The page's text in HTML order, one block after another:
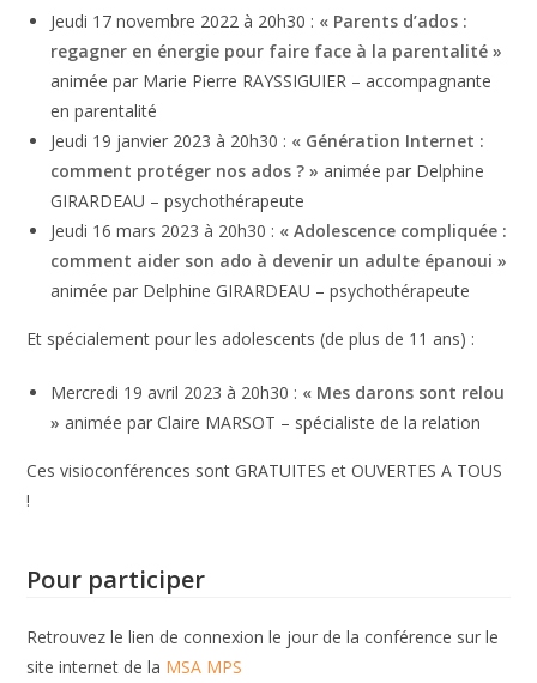
Jeudi 17 novembre 2022 à 20h30 : « Parents d’ados :
regagner en énergie pour faire face à la parentalité »
animée par Marie Pierre RAYSSIGUIER – accompagnante
en parentalité
Jeudi 19 janvier 2023 à 20h30 : « Génération Internet :
comment protéger nos ados ? »animée par Delphine
GIRARDEAU – psychothérapeute
Jeudi 16 mars 2023 à 20h30 : « Adolescence compliquée :
comment aider son ado à devenir un adulte épanoui »
animée par Delphine GIRARDEAU – psychothérapeute
Et spécialement pour les adolescents (de plus de 11 ans) :
Mercredi 19 avril 2023 à 20h30 : « Mes darons sont relou
» animée par Claire MARSOT – spécialiste de la relation
Ces visioconférences sont GRATUITES et OUVERTES A TOUS
!
Pour participer
Retrouvez le lien de connexion le jour de la conférence sur le
site internet de la MSA MPS